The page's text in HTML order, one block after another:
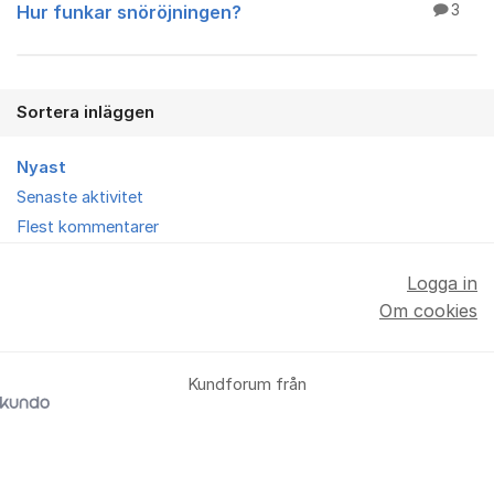
Hur funkar snöröjningen? 3
Sortera inläggen
Nyast
Senaste aktivitet
Flest kommentarer
Kundforum från
Logga in
Om cookies